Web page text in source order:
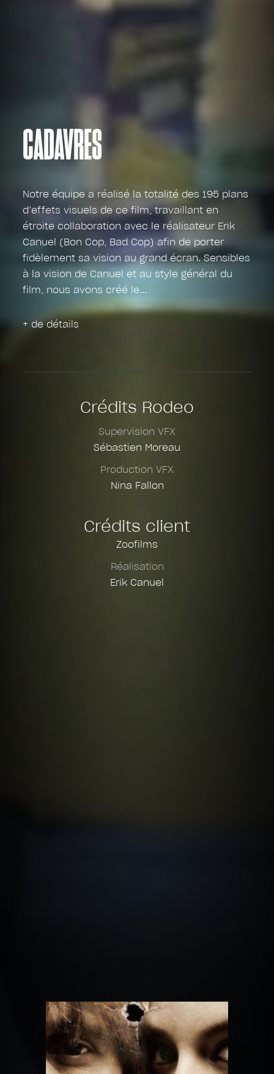
CADAVRES
Notre équipe a réalisé la totalité des 195 plans
d’effets visuels de ce film, travaillant en
étroite collaboration avec le réalisateur Erik
Canuel (Bon Cop, Bad Cop) afin de porter
fidèlement sa vision au grand écran. Sensibles
à la vision de Canuel et au style général du
film, nous avons créé le
+ de détails
Crédits Rodeo
Supervision VFX
Sébastien Moreau
Production VFX
Nina Fallon
Crédits client
Zoofilms
Réalisation
Erik Canuel